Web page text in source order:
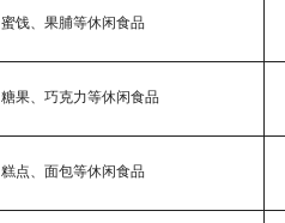
蜜饯、果脯等休闲食品
糖果、巧克力等休闲食品
糕点、面包等休闲食品